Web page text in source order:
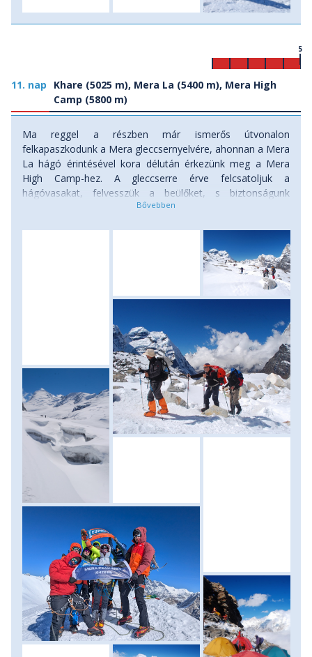
11. nap
Khare (5025 m), Mera La (5400 m), Mera High
Camp (5800 m)
5
Ma reggel a részben már ismerős útvonalon
felkapaszkodunk a Mera gleccsernyelvére, ahonnan a Mera
La hágó érintésével kora délután érkezünk meg a Mera
High Camp-hez. A gleccserre érve felcsatoljuk a
hágóvasakat, felvesszük a beülőket, s biztonságunk
érdekében kötélparti kötve kerülgetjük a gleccseren
elképesztőbb lesz a panoráma. Hátunk mögött sorra
bukkannak elő a „Legnagyobbak”, először a Makalu (8462
m), aztán a Lhote (8516 m) és az Everest (8850 m)! Nem is
tudjuk, hogy az oxigénhiánytól, avagy a látványtól
komótosan baktatunk egyre feljebb a széles, hófehér
gleccsermezőkön. A High Campben egy sziklakiszögellés
mögött, a szélárnyékos részen teherhordóink felállítják
sátrainkat, amelyekben az éjszakát töltjök, itt egyéb
szálláslehetőség nincs! A délután pihenéssel és ámulással
telik, amire a napnyugta elképesztő fényei teszik fel a
koronát. Megpróbálunk időben nyugovóra térni, bár tény,
hogy ebben a magasságban pihentető alvásra már nem
igazán számíthatunk. Szállás: sátor, ellátás: vacsora.
(menetidő: 6-7 óra, szint: 900 méter felfelé)